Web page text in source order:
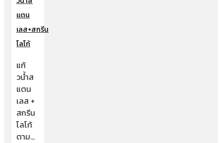
แตน
เลส+สกรีน
โลโก้
แก้
วน้ำส
แตน
เลส +
สกรีน
โลโก้
ตาม…